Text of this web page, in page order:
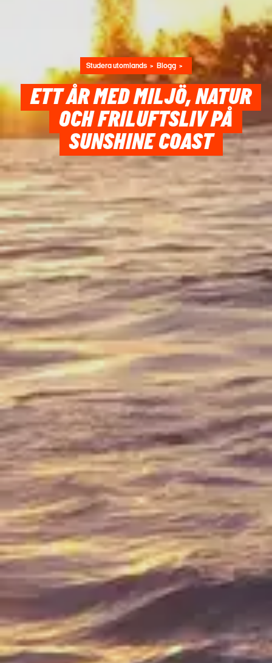
Studera utomlands Blogg
ETT ÅR MED MILJÖ, NATUR
OCH FRILUFTSLIV PÅ
SUNSHINE COAST